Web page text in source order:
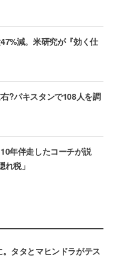
減。米研究が『効く仕
?パキスタンで108人を調
年伴走したコーチが説
税」
タタとマヒンドラがテス